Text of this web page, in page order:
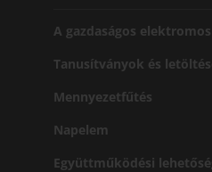
A gazdaságos
Tanusítványok és
Mennyezetfűtés
Napelem
Együttműködési